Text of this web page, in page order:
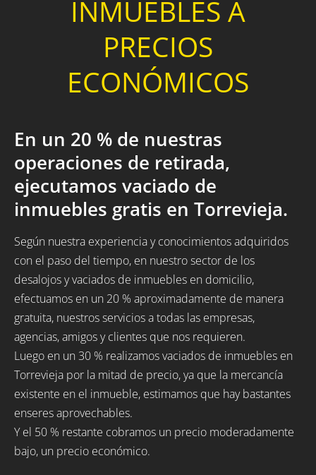
INMUEBLES A
PRECIOS
ECONÓMICOS
En un 20 % de nuestras
operaciones de retirada,
ejecutamos vaciado de
inmuebles gratis en Torrevieja.
Según nuestra experiencia y conocimientos adquiridos
con el paso del tiempo, en nuestro sector de los
desalojos y vaciados de inmuebles en domicilio,
efectuamos en un 20 % aproximadamente de manera
gratuita, nuestros servicios a todas las empresas,
agencias, amigos y clientes que nos requieren.
Luego en un 30 % realizamos vaciados de inmuebles en
Torrevieja por la mitad de precio, ya que la mercancía
existente en el inmueble, estimamos que hay bastantes
enseres aprovechables.
Y el 50 % restante cobramos un precio moderadamente
bajo, un precio económico.